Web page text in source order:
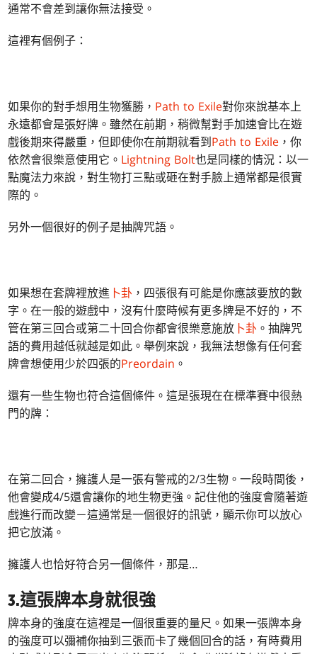
通常不會差到讓你無法接受。
這裡有個例子：
如果你的對手想用生物獲勝， Path to Exile對你來說基本上
永遠都會是張好牌。雖然在前期，稍微幫對手加速會比在遊
戲後期來得嚴重，但即使你在前期就看到Path to Exile ，你
依然會很樂意使用它。 Lightning Bolt也是同樣的情況：以一
點魔法力來說，對生物打三點或砸在對手臉上通常都是很實
際的。
另外一個很好的例子是抽牌咒語。
如果想在套牌裡放進 卜卦 ，四張很有可能是你應該要放的數
字。在一般的遊戲中，沒有什麼時候有更多牌是不好的，不
管在第三回合或第二十回合你都會很樂意施放 卜卦 。抽牌咒
語的費用越低就越是如此。舉例來說，我無法想像有任何套
牌會想使用少於四張的Preordain 。
還有一些生物也符合這個條件。這是張現在在標準賽中很熱
門的牌：
在第二回合，擁護人是一張有警戒的2/3生物。一段時間後，
他會變成4/5還會讓你的地生物更強。記住他的強度會隨著遊
戲進行而改變－這通常是一個很好的訊號，顯示你可以放心
把它放滿。
擁護人也恰好符合另一個條件，那是…
3.這張牌本身就很強
牌本身的強度在這裡是一個很重要的量尺。如果一張牌本身
的強度可以彌補你抽到三張而卡了幾個回合的話，有時費用